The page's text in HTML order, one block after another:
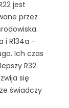
jest
przez
i R134a -
Ich czas
R32.
się
świadczy